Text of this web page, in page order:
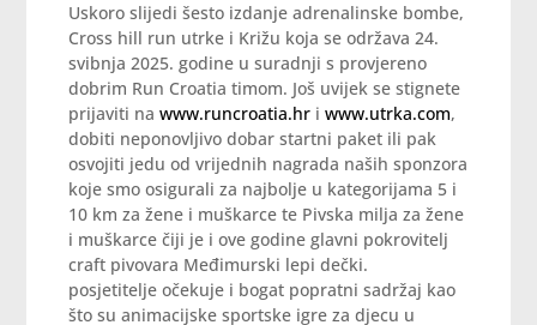
Uskoro slijedi šesto izdanje adrenalinske bombe,
Cross hill run utrke i Križu koja se održava 24.
svibnja 2025. godine u suradnji s provjereno
dobrim Run Croatia timom. Još uvijek se stignete
prijaviti nawww.runcroatia.hr iwww.utrka.com,
dobiti neponovljivo dobar startni paket ili pak
osvojiti jedu od vrijednih nagrada naših sponzora
koje smo osigurali za najbolje u kategorijama 5 i
10 km za žene i muškarce te Pivska milja za žene
i muškarce čiji je i ove godine glavni pokrovitelj
craft pivovara Međimurski lepi dečki.
posjetitelje očekuje i bogat popratni sadržaj kao
što su animacijske sportske igre za djecu u